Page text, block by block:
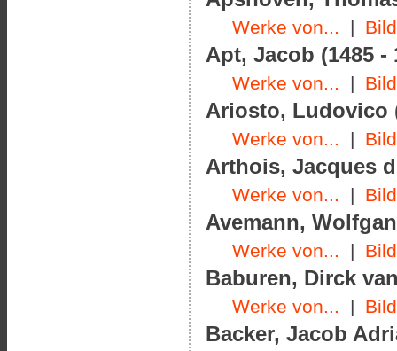
Werke von... |
Apt, Jacob (1485 -
Werke von... |
Ariosto, Ludovico
Werke von... |
Arthois, Jacques
Werke von... |
Avemann,
Werke von... |
Baburen, Dirck
Werke von... |
Backer, Jacob